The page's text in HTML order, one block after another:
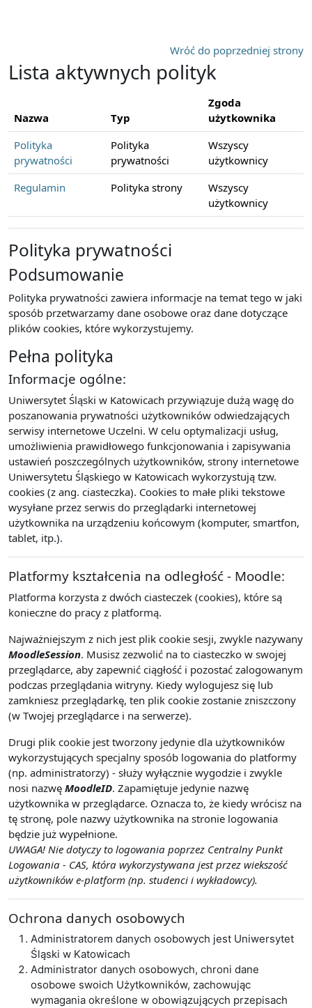
Wróć do poprzedniej strony
Lista aktywnych polityk
Nazwa Typ
Zgoda
użytkownika
Polityka
prywatności
Polityka
prywatności
Wszyscy
użytkownicy
Regulamin
Polityka strony
Wszyscy
użytkownicy
Polityka prywatności
Podsumowanie
Polityka prywatności zawiera informacje na temat tego w jaki
sposób przetwarzamy dane osobowe oraz dane dotyczące
plików cookies, które wykorzystujemy.
Pełna polityka
Informacje ogólne:
Uniwersytet Śląski w Katowicach przywiązuje dużą wagę do
poszanowania prywatności użytkowników odwiedzających
serwisy internetowe Uczelni. W celu optymalizacji usług,
umożliwienia prawidłowego funkcjonowania i zapisywania
ustawień poszczególnych użytkowników, strony internetowe
Uniwersytetu Śląskiego w Katowicach wykorzystują tzw.
cookies (z ang. ciasteczka). Cookies to małe pliki tekstowe
wysyłane przez serwis do przeglądarki internetowej
użytkownika na urządzeniu końcowym (komputer, smartfon,
tablet, itp.).
Platformy kształcenia na odległość - Moodle:
Platforma korzysta z dwóch ciasteczek (cookies), które są
konieczne do pracy z platformą.
Najważniejszym z nich jest plik cookie sesji, zwykle nazywany
MoodleSession. Musisz zezwolić na to ciasteczko w swojej
przeglądarce, aby zapewnić ciągłość i pozostać zalogowanym
podczas przeglądania witryny. Kiedy wylogujesz się lub
zamkniesz przeglądarkę, ten plik cookie zostanie zniszczony
(w Twojej przeglądarce i na serwerze).
Drugi plik cookie jest tworzony jedynie dla użytkowników
wykorzystujących specjalny sposób logowania do platformy
(np. administratorzy) - służy wyłącznie wygodzie i zwykle
nosi nazwę MoodleID. Zapamiętuje jedynie nazwę
użytkownika w przeglądarce. Oznacza to, że kiedy wrócisz na
tę stronę, pole nazwy użytkownika na stronie logowania
będzie już wypełnione.
UWAGA! Nie dotyczy to logowania poprzez Centralny Punkt
Logowania - CAS, która wykorzystywana jest przez wiekszość
użytkowników e-platform (np. studenci i wykładowcy).
Ochrona danych osobowych
Administratorem danych osobowych jest Uniwersytet
Śląski w Katowicach
Administrator danych osobowych, chroni dane
osobowe swoich Użytkowników, zachowując
wymagania określone w obowiązujących przepisach